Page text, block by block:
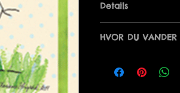
Details
HVOR DU VANDER